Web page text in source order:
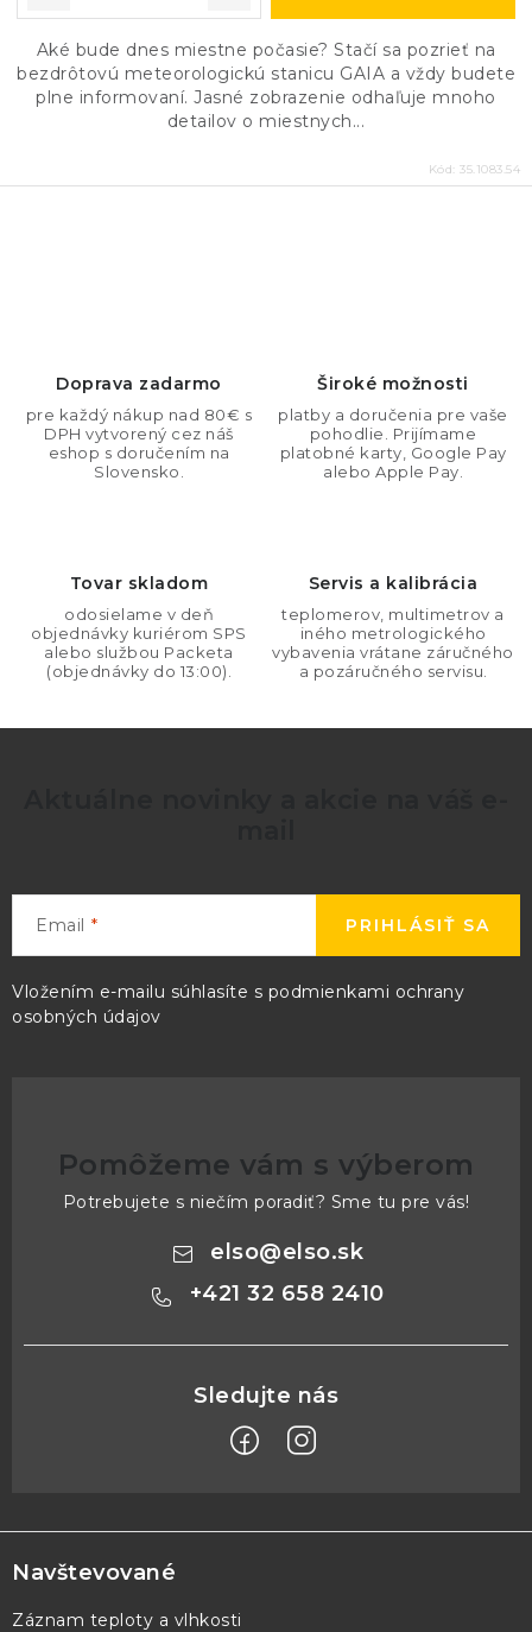
Aké bude dnes miestne počasie? Stačí sa pozrieť na
bezdrôtovú meteorologickú stanicu GAIA a vždy budete
plne informovaní. Jasné zobrazenie odhaľuje mnoho
detailov o miestnych...
Kód: 35.1083.54
ý
Doprava zadarmo
pre každý nákup nad 80€ s
DPH vytvorený cez náš
eshop s doručením na
Slovensko.
Široké možnosti
platby a doručenia pre vaše
pohodlie. Prijímame
platobné karty, Google Pay
alebo Apple Pay.
Tovar skladom
odosielame v deň
objednávky kuriérom SPS
alebo službou Packeta
(objednávky do 13:00).
Servis a kalibrácia
teplomerov, multimetrov a
iného metrologického
vybavenia vrátane záručného
a pozáručného servisu.
Email
Vložením e-mailu súhlasíte s podmienkami ochrany
osobných údajov
PRIHLÁSIŤ SA
Pomôžeme vám s výberom
Potrebujete s niečím poradiť? Sme tu pre vás!
elso@elso.sk
+421 32 658 2410
á
p
ä
Navštevované
Záznam teploty a vlhkosti